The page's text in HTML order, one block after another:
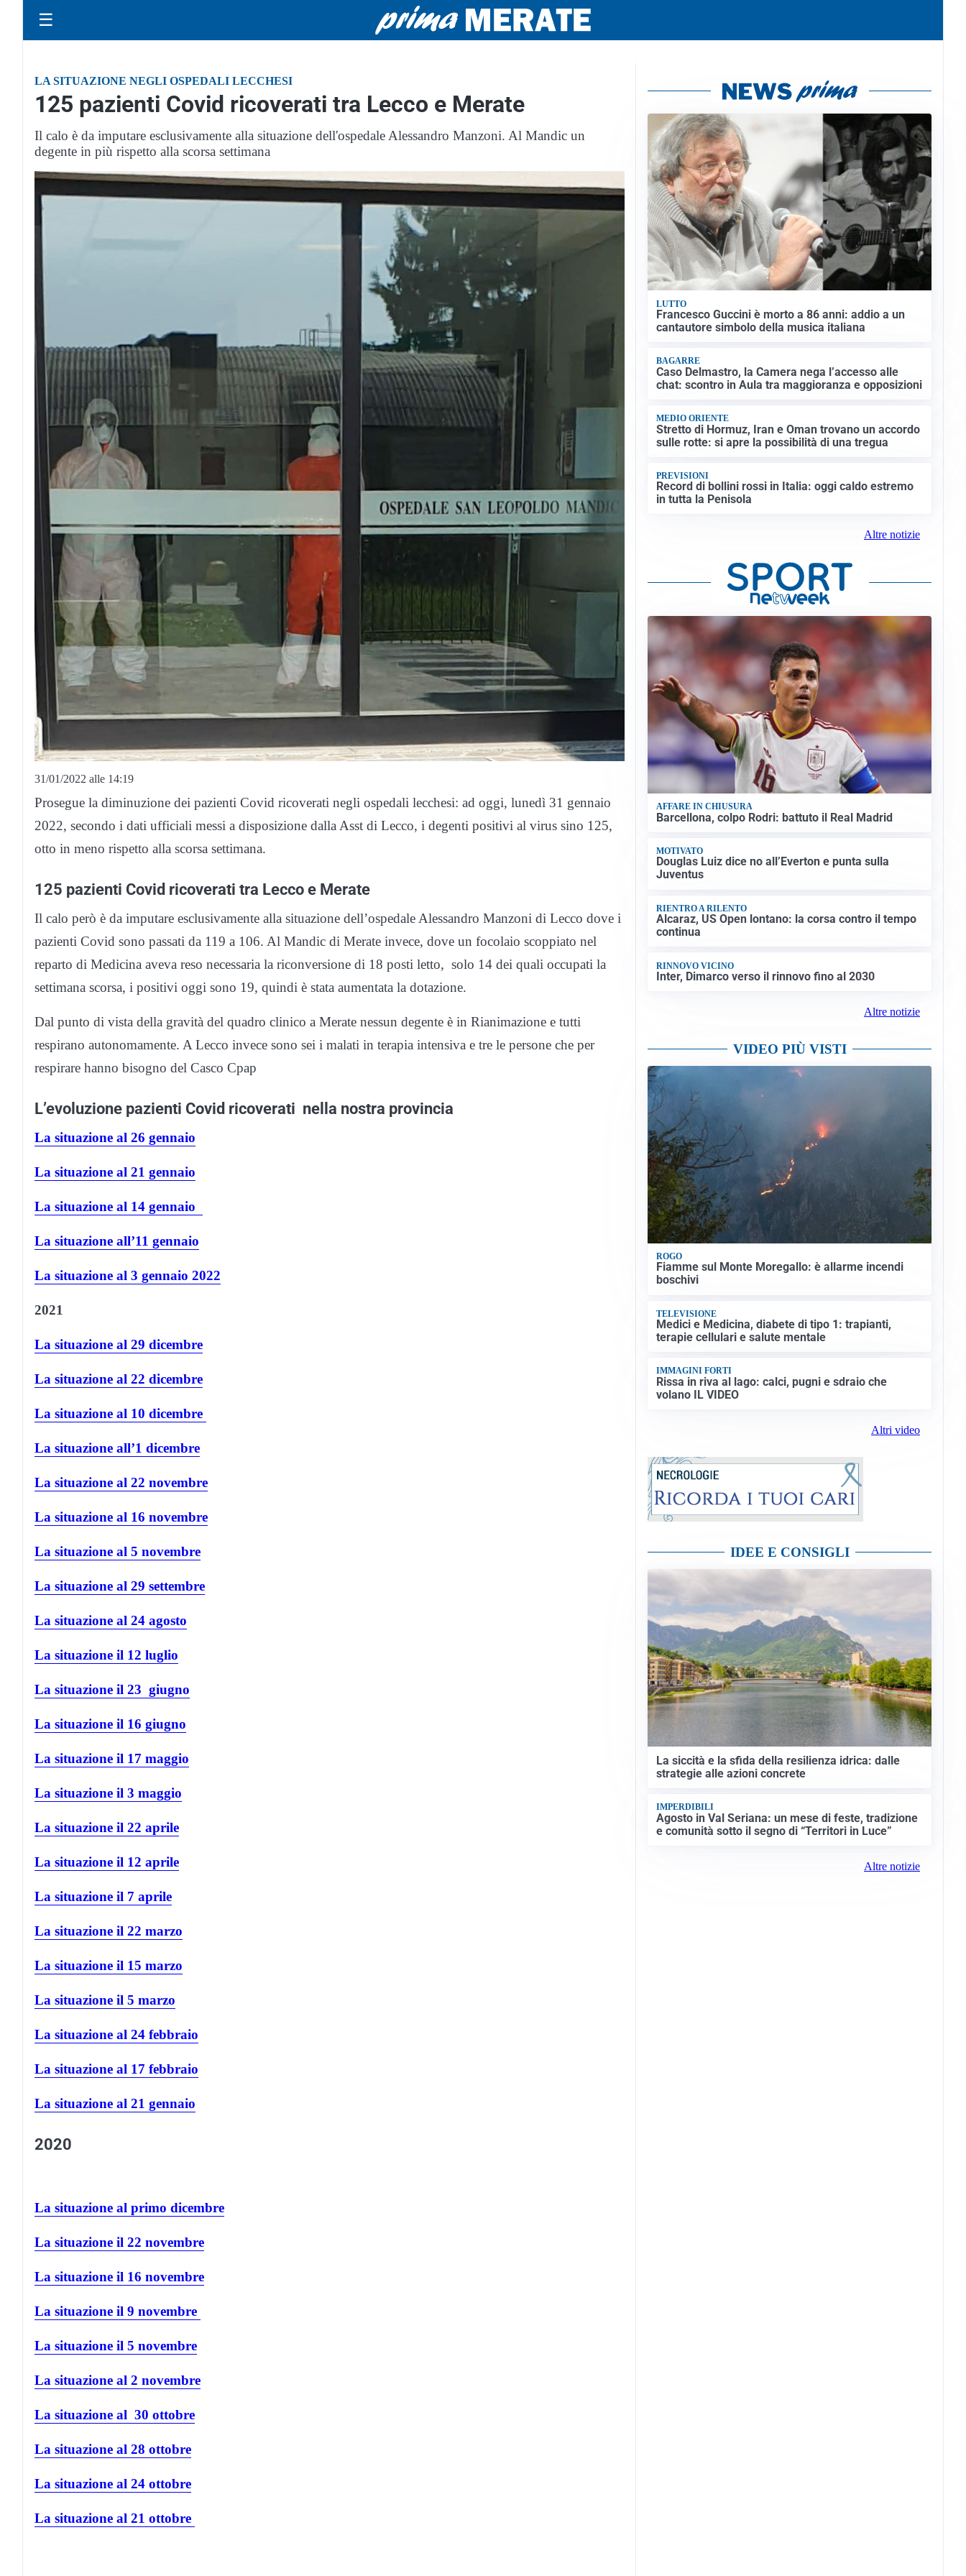
☰
LA SITUAZIONE NEGLI OSPEDALI LECCHESI
125 pazienti Covid ricoverati tra Lecco e Merate
Il calo è da imputare esclusivamente alla situazione dell'ospedale Alessandro Manzoni. Al Mandic un
degente in più rispetto alla scorsa settimana
31/01/2022 alle 14:19
Prosegue la diminuzione dei pazienti Covid ricoverati negli ospedali lecchesi: ad oggi, lunedì 31 gennaio
2022, secondo i dati ufficiali messi a disposizione dalla Asst di Lecco, i degenti positivi al virus sino 125,
otto in meno rispetto alla scorsa settimana.
125 pazienti Covid ricoverati tra Lecco e Merate
Il calo però è da imputare esclusivamente alla situazione dell’ospedale Alessandro Manzoni di Lecco dove i
pazienti Covid sono passati da 119 a 106. Al Mandic di Merate invece, dove un focolaio scoppiato nel
reparto di Medicina aveva reso necessaria la riconversione di 18 posti letto, solo 14 dei quali occupati la
settimana scorsa, i positivi oggi sono 19, quindi è stata aumentata la dotazione.
Dal punto di vista della gravità del quadro clinico a Merate nessun degente è in Rianimazione e tutti
respirano autonomamente. A Lecco invece sono sei i malati in terapia intensiva e tre le persone che per
respirare hanno bisogno del Casco Cpap
L’evoluzione pazienti Covid ricoverati nella nostra provincia
La situazione al 26 gennaio
La situazione al 21 gennaio
La situazione al 14 gennaio
La situazione all’11 gennaio
La situazione al 3 gennaio 2022
2021
La situazione al 29 dicembre
La situazione al 22 dicembre
La situazione al 10 dicembre
La situazione all’1 dicembre
La situazione al 22 novembre
La situazione al 16 novembre
La situazione al 5 novembre
La situazione al 29 settembre
La situazione al 24 agosto
La situazione il 12 luglio
La situazione il 23 giugno
La situazione il 16 giugno
La situazione il 17 maggio
La situazione il 3 maggio
La situazione il 22 aprile
La situazione il 12 aprile
La situazione il 7 aprile
La situazione il 22 marzo
La situazione il 15 marzo
La situazione il 5 marzo
La situazione al 24 febbraio
La situazione al 17 febbraio
La situazione al 21 gennaio
2020
La situazione al primo dicembre
La situazione il 22 novembre
La situazione il 16 novembre
La situazione il 9 novembre
La situazione il 5 novembre
La situazione al 2 novembre
La situazione al 30 ottobre
La situazione al 28 ottobre
La situazione al 24 ottobre
La situazione al 21 ottobre
LUTTO
Francesco Guccini è morto a 86 anni: addio a un
cantautore simbolo della musica italiana
BAGARRE
Caso Delmastro, la Camera nega l’accesso alle
chat: scontro in Aula tra maggioranza e opposizioni
MEDIO ORIENTE
Stretto di Hormuz, Iran e Oman trovano un accordo
sulle rotte: si apre la possibilità di una tregua
PREVISIONI
Record di bollini rossi in Italia: oggi caldo estremo
in tutta la Penisola
Altre notizie
AFFARE IN CHIUSURA
Barcellona, colpo Rodri: battuto il Real Madrid
MOTIVATO
Douglas Luiz dice no all’Everton e punta sulla
Juventus
RIENTRO A RILENTO
Alcaraz, US Open lontano: la corsa contro il tempo
continua
RINNOVO VICINO
Inter, Dimarco verso il rinnovo fino al 2030
Altre notizie
VIDEO PIÙ VISTI
ROGO
Fiamme sul Monte Moregallo: è allarme incendi
boschivi
TELEVISIONE
Medici e Medicina, diabete di tipo 1: trapianti,
terapie cellulari e salute mentale
IMMAGINI FORTI
Rissa in riva al lago: calci, pugni e sdraio che
volano IL VIDEO
Altri video
IDEE E CONSIGLI
La siccità e la sfida della resilienza idrica: dalle
strategie alle azioni concrete
IMPERDIBILI
Agosto in Val Seriana: un mese di feste, tradizione
e comunità sotto il segno di “Territori in Luce”
Altre notizie